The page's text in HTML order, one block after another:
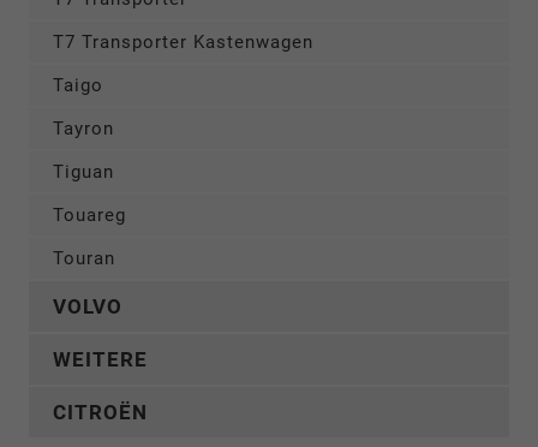
T7 Transporter Kastenwagen
Taigo
Tayron
Tiguan
Touareg
Touran
VOLVO
WEITERE
CITROËN